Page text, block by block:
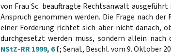
von Frau Sc. beauftragte Rechtsanwalt
Anspruch genommen werden. Die Frage nach
einer Forderung richtet sich aber nicht danach,
durchgesetzt werden muss, sondern allein
NStZ-RR 1999, 6f.; Senat, Beschl. vom 9. Oktober